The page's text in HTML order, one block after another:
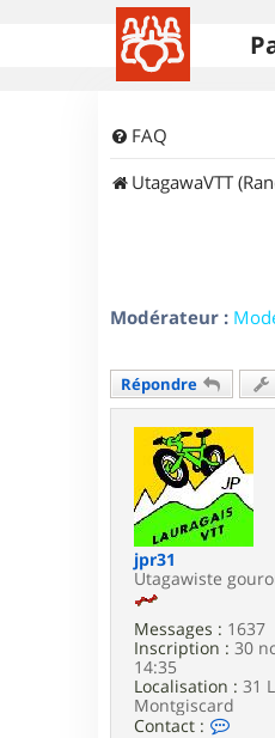
FAQ
UtagawaVTT
Modérateur :
Répondre
jpr31
Utagawiste
Messages : 1637
Inscription : 30
14:35
Localisation : 31
Montgiscard
Contact :